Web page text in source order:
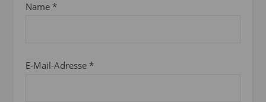
Name *
E-Mail-Adresse *